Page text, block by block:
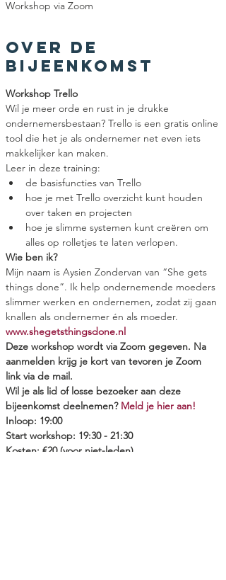
Workshop via Zoom
Over de
bijeenkomst
Workshop Trello
Wil je meer orde en rust in je drukke
ondernemersbestaan? Trello is een gratis online
tool die het je als ondernemer net even iets
makkelijker kan maken.
Leer in deze training:
de basisfuncties van Trello
hoe je met Trello overzicht kunt houden
over taken en projecten
hoe je slimme systemen kunt creëren om
alles op rolletjes te laten verlopen.
Wie ben ik?
Mijn naam is Aysien Zondervan van “She gets
things done”. Ik help ondernemende moeders
slimmer werken en ondernemen, zodat zij gaan
knallen als ondernemer én als moeder.
www.shegetsthingsdone.nl
Deze workshop wordt via Zoom gegeven. Na
aanmelden krijg je kort van tevoren je Zoom
link via de mail.
Wil je als lid of losse bezoeker aan deze
bijeenkomst deelnemen? Meld je hier aan!
Inloop: 19:00
Start workshop: 19:30 - 21:30
Kosten: €20 (voor niet-leden)